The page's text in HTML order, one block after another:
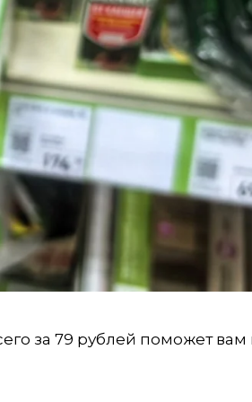
за 79 рублей поможет вам